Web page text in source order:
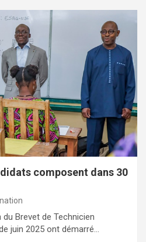
composent dans 30
nation
du Brevet de Technicien
juin 2025 ont démarré…